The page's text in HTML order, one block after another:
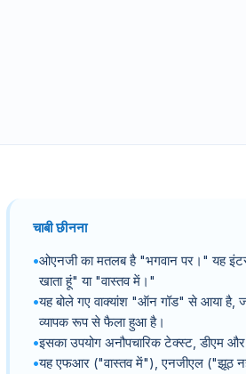
चाबी छीनना
ओएनजी का मतलब है "भगवान पर।" यह
खाता हूं" या "वास्तव में।"
यह बोले गए वाक्यांश "ऑन गॉड" से आया है, जो
व्यापक रूप से फैला हुआ है।
इसका उपयोग अनौपचारिक टेक्स्ट, डीएम
यह एफआर ("वास्तव में"), एनजीएल ("झूठ